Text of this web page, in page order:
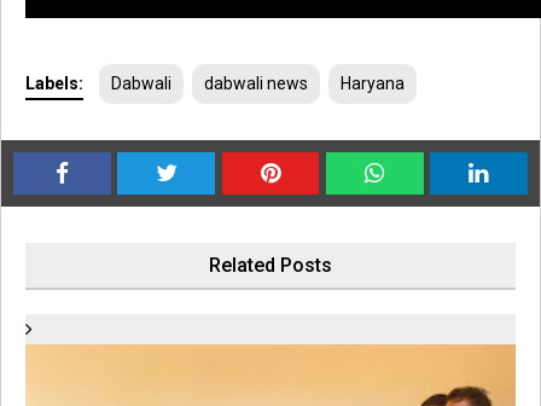
Labels: Dabwali dabwali news Haryana
Related Posts